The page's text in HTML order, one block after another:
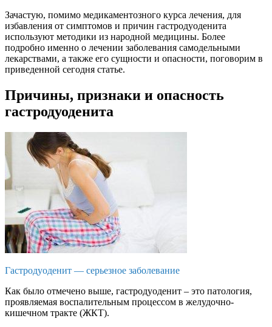
Зачастую, помимо медикаментозного курса лечения, для
избавления от симптомов и причин гастродуоденита
используют методики из народной медицины. Более
подробно именно о лечении заболевания самодельными
лекарствами, а также его сущности и опасности, поговорим в
приведенной сегодня статье.
Причины, признаки и опасность
гастродуоденита
Гастродуоденит — серьезное заболевание
Как было отмечено выше, гастродуоденит – это патология,
проявляемая воспалительным процессом в желудочно-
кишечном тракте (ЖКТ).